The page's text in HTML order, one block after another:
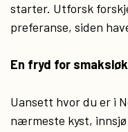
starter. Utforsk
preferanse, siden
En fryd for
Uansett hvor du er i
nærmeste kyst,